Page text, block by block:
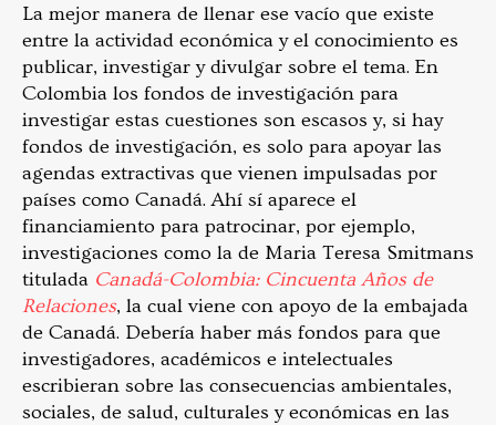
La mejor manera de llenar ese vacío que existe
entre la actividad económica y el conocimiento es
publicar, investigar y divulgar sobre el tema. En
Colombia los fondos de investigación para
investigar estas cuestiones son escasos y, si hay
fondos de investigación, es solo para apoyar las
agendas extractivas que vienen impulsadas por
países como Canadá. Ahí sí aparece el
financiamiento para patrocinar, por ejemplo,
investigaciones como la de Maria Teresa Smitmans
titulada Canadá-Colombia: Cincuenta Años de
Relaciones, la cual viene con apoyo de la embajada
de Canadá. Debería haber más fondos para que
investigadores, académicos e intelectuales
escribieran sobre las consecuencias ambientales,
sociales, de salud, culturales y económicas en las